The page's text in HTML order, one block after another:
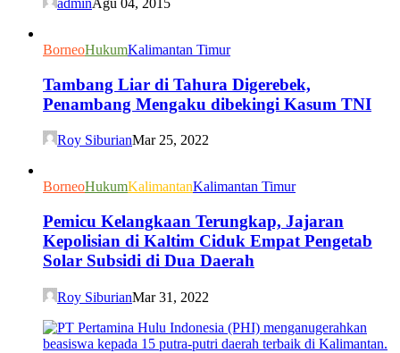
adminAgu 04, 2015
BorneoHukumKalimantan Timur
Tambang Liar di Tahura Digerebek,
Penambang Mengaku dibekingi Kasum TNI
Roy SiburianMar 25, 2022
BorneoHukumKalimantanKalimantan Timur
Pemicu Kelangkaan Terungkap, Jajaran
Kepolisian di Kaltim Ciduk Empat Pengetab
Solar Subsidi di Dua Daerah
Roy SiburianMar 31, 2022